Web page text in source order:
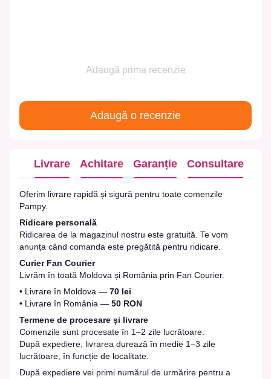
Adaogă prima recenzie
Adaugă o recenzie
Livrare Achitare Garanție Consultare
Oferim livrare rapidă și sigură pentru toate comenzile
Pampy.
Ridicare personală
Ridicarea de la magazinul nostru este gratuită. Te vom
anunța când comanda este pregătită pentru ridicare.
Curier Fan Courier
Livrăm în toată Moldova și România prin Fan Courier.
• Livrare în Moldova — 70 lei
• Livrare în România — 50 RON
Termene de procesare și livrare
Comenzile sunt procesate în 1–2 zile lucrătoare.
După expediere, livrarea durează în medie 1–3 zile
lucrătoare, în funcție de localitate.
După expediere vei primi numărul de urmărire pentru a